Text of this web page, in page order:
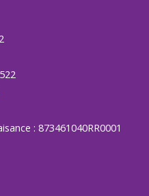
: 873461040RR0001